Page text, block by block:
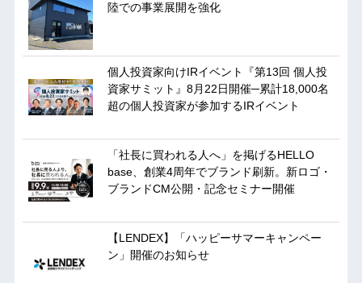
陸での事業展開を強化
個人投資家向けIRイベント『第13回 個人投
資家サミット』8月22日開催─累計18,000名
超の個人投資家が参加するIRイベント
「社長に買われる人へ」を掲げるHELLO
base、創業4周年でブランド刷新。新ロゴ・
ブランドCM公開・記念セミナー開催
【LENDEX】「ハッピーサマーキャンペー
ン」開催のお知らせ